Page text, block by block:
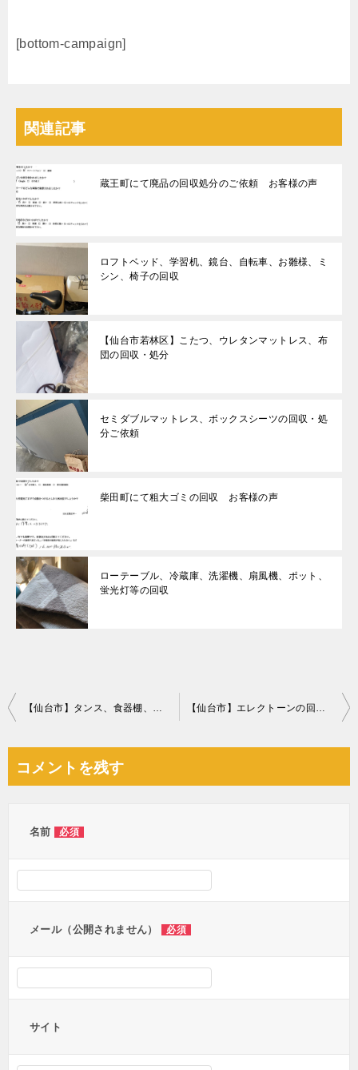
[bottom-campaign]
関連記事
蔵王町にて廃品の回収処分のご依頼 お客様の声
ロフトベッド、学習机、鏡台、自転車、お雛様、ミ
シン、椅子の回収
【仙台市若林区】こたつ、ウレタンマットレス、布
団の回収・処分
セミダブルマットレス、ボックスシーツの回収・処
分ご依頼
柴田町にて粗大ゴミの回収 お客様の声
ローテーブル、冷蔵庫、洗濯機、扇風機、ポット、
蛍光灯等の回収
投
ビ
ョ
【仙台市】タンス、食器棚、テレビ台、下駄箱等の回収・処分ご依頼 【仙台市】エレクトーンの回収・処分ご依頼 お客様の声
コメントを残す
名前 必須
メール（公開されません） 必須
サイト